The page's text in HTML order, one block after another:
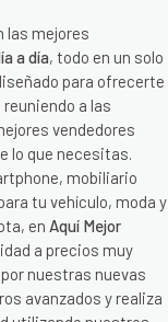
las mejores
a día, todo en un solo
para ofrecerte
a las
vendedores
lo que necesitas.
mobiliario
tu vehículo, moda y
en Aquí Mejor
a precios muy
por nuestras nuevas
avanzados y realiza